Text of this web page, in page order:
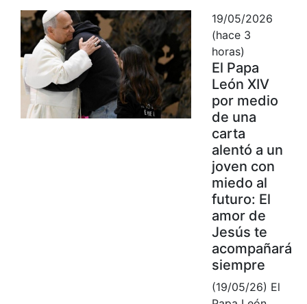
19/05/2026
(hace 3
horas)
El Papa
León XIV
por medio
de una
carta
alentó a un
joven con
miedo al
futuro: El
amor de
Jesús te
acompañará
siempre
(19/05/26) El